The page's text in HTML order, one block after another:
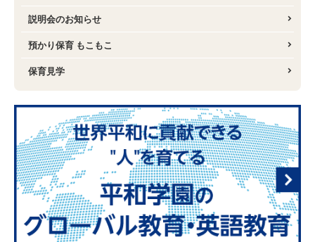
説明会のお知らせ
預かり保育 もこもこ
保育見学